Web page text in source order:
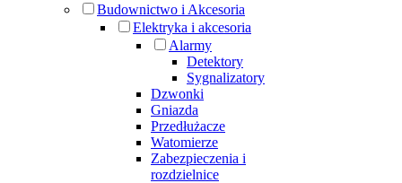
Budownictwo i Akcesoria
Elektryka i akcesoria
Alarmy
Detektory
Sygnalizatory
Dzwonki
Gniazda
Przedłużacze
Watomierze
Zabezpieczenia i
rozdzielnice